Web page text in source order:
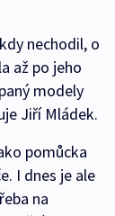
nechodil, o
až po jeho
modely
Jiří Mládek.
pomůcka
I dnes je ale
na